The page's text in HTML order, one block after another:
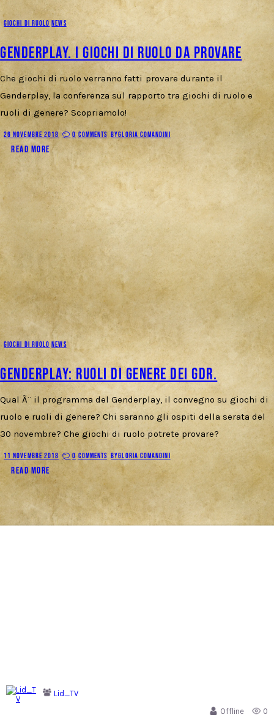
GIOCHI DI RUOLO NEWS
Genderplay. I giochi di ruolo da provare
Che giochi di ruolo verranno fatti provare durante il
Genderplay, la conferenza sul rapporto tra giochi di ruolo e
ruoli di genere? Scopriamolo!
26 NOVEMBRE 2018 0 COMMENTS BYGLORIA COMANDINI
READ MORE
GIOCHI DI RUOLO NEWS
Genderplay: ruoli di genere dei GdR.
Qual Ã¨ il programma del Genderplay, il convegno su giochi di
ruolo e ruoli di genere? Chi saranno gli ospiti della serata del
30 novembre? Che giochi di ruolo potrete provare?
11 NOVEMBRE 2018 0 COMMENTS BYGLORIA COMANDINI
READ MORE
Lid_TV
Offline
0